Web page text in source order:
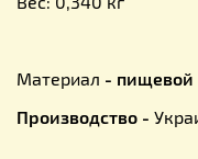
Материал - пищевой
Производство -